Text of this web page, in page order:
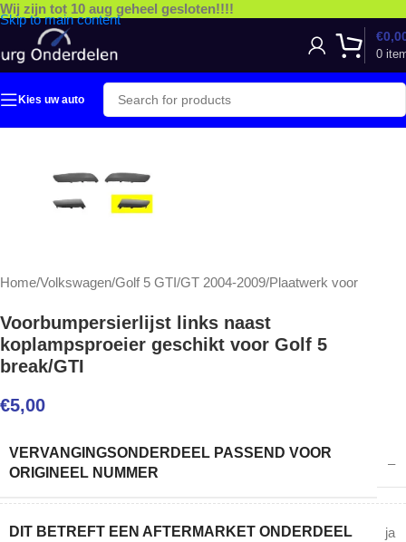
Skip to main content
Wij zijn tot 10 aug geheel gesloten!!!!
0
€
Kies uw auto
Home/Volkswagen/Golf 5 GTI/GT 2004-2009/Plaatwerk voor
Voorbumpersierlijst links naast
koplampsproeier geschikt voor Golf 5
break/GTI
€5,00
VERVANGINGSONDERDEEL PASSEND VOOR
ORIGINEEL NUMMER
–
DIT BETREFT EEN AFTERMARKET ONDERDEEL ja